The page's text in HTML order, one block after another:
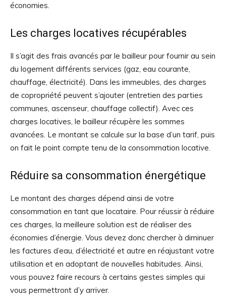
économies.
Les charges locatives récupérables
Il s’agit des frais avancés par le bailleur pour fournir au sein
du logement différents services (gaz, eau courante,
chauffage, électricité). Dans les immeubles, des charges
de copropriété peuvent s’ajouter (entretien des parties
communes, ascenseur, chauffage collectif). Avec ces
charges locatives, le bailleur récupère les sommes
avancées. Le montant se calcule sur la base d’un tarif, puis
on fait le point compte tenu de la consommation locative.
Réduire sa consommation énergétique
Le montant des charges dépend ainsi de votre
consommation en tant que locataire. Pour réussir à réduire
ces charges, la meilleure solution est de réaliser des
économies d’énergie. Vous devez donc chercher à diminuer
les factures d’eau, d’électricité et autre en réajustant votre
utilisation et en adoptant de nouvelles habitudes. Ainsi,
vous pouvez faire recours à certains gestes simples qui
vous permettront d’y arriver.